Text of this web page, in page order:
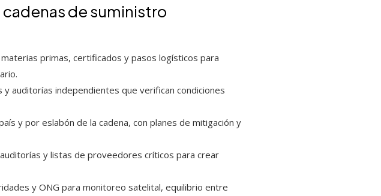
de suministro
primas, certificados y pasos logísticos para
y auditorías independientes que verifican condiciones
y por eslabón de la cadena, con planes de mitigación y
y listas de proveedores críticos para crear
y ONG para monitoreo satelital, equilibrio entre